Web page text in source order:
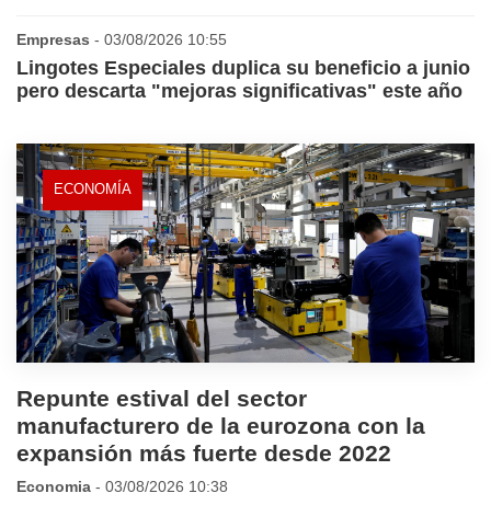
Empresas - 03/08/2026 10:55
Lingotes Especiales duplica su beneficio a junio
pero descarta "mejoras significativas" este año
ECONOMÍA
Repunte estival del sector
manufacturero de la eurozona con la
expansión más fuerte desde 2022
Economia - 03/08/2026 10:38